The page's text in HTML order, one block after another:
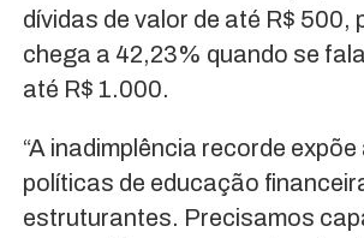
dívidas de valor de até R$ 500,
chega a 42,23% quando se
até R$ 1.000.
“A inadimplência recorde
políticas de educação
estruturantes. Precisamos